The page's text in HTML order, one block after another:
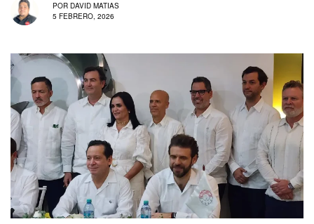
POR DAVID MATIAS
5 FEBRERO, 2026